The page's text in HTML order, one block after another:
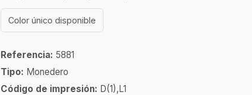
Color único disponible
Referencia: 5881
Tipo: Monedero
Código de impresión: D(1),L1